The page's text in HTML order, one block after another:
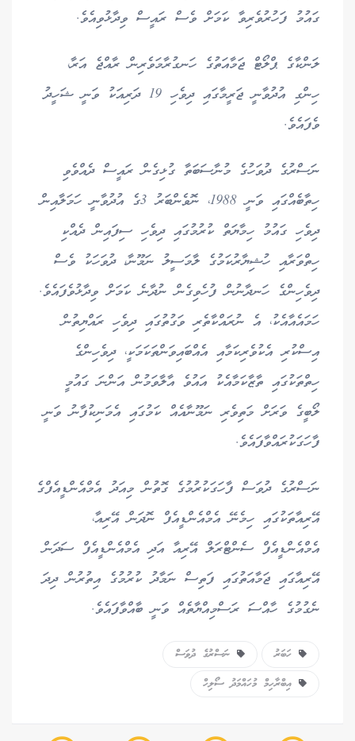
ގައުމު ފަހުރުވެރިވާ ކަމަށް ވެސް ރައީސް ވިދާޅުވިއެވެ.
ލަންކާގެ ޕްލޯޓް ޖަމާއަތުގެ ހަނގުރާމަވެރިން ރާއްޖެ އަރާ،
ހިންގި އުދުވާނީ ޖަރީމާގައި ދިވެހި 19 ދަރިއަކު ވަނީ ޝަހީދު
ވެފައެވެ.
ނަސްރުގެ ދުވަހުގެ މުނާސަބަތާ ގުޅިގެން ރައީސް ދެއްވެވި
ހިތާބެއްގައި ވަނީ 1988، ނޮވެންބަރު 3ގެ އުދުވާނީ ހަމަލާއިން
ދިވެހި ގައުމު ހިމާޔަތް ކުރުމުގައި ދިވެހި ސިފައިން ދެއްކި
ހިތްވަރާއި ހުޝިޔާރުކަމުގެ ލާމަސީލު ނަމޫނާ، ދުވަހަކު ވެސް
ދިވެހިންގެ ހަނދާނުން ފުހެވިގެން ނުދާނެ ކަމަށް ވިދާޅުވެފައެވެ.
ހަމައެއާއެކު، އެ ނުރައްކާތެރި ވަގުތުގައި ދިވެހި ރައްޔިތުން
އިސްކުރި އެކުވެރިކަމާއި އެއްބައިވަންތަކަމަކީ، ދިވެހިންގެ
ހިތްތަކުގައި ތާޒާކަމާއެކު އައުވެ އާލާވަމުން އަންނަ ގައުމީ
ލޯބީގެ ވަރަށް މަތިވެރި ނަމޫނާއެއް ކަމުގައި އެމަނިކުފާނު ވަނީ
ފާހަގަކުރައްވާފައެވެ.
ނަސްރުގެ ދުވަސް ފާހަގަކުރުމުގެ ގޮތުން މިއަދު އެމްއެންޑީއެފްގެ
އޭރިއާތަކުގައި ހިމެނޭ އެމްއެންޑީއެފް ނޮދަން އޭރިއާ،
އެމްއެންޑީއެފް ސެންޓްރަލް އޭރިއާ އަދި އެމްއެންޑީއެފް ސަދަން
އޭރިއާގައި ޖަމާއަތުގައި ފަތިސް ނަމާދު ކުރުމުގެ އިތުރުން ދިދަ
ނެގުމުގެ ހާއްސަ ރަސްމިއްޔާތެއް ވަނީ ބާއްވާފައެވެ.
ހަބަރު
ނަސްރުގެ ދުވަސް
އިބްރާހިމް މުހައްމަދު ސޯލިހް